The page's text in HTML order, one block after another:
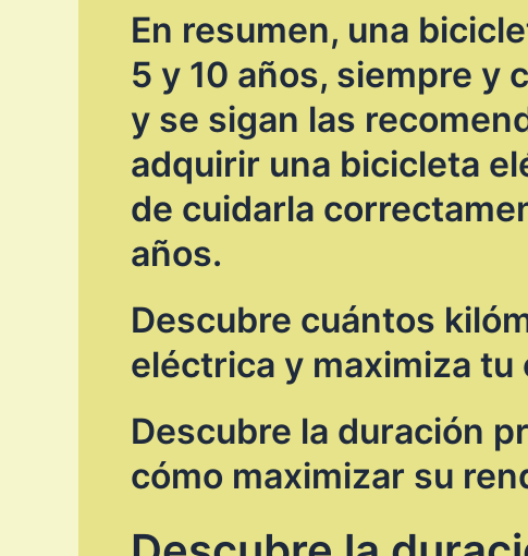
En resumen, una
5 y 10 años, siempre y
y se sigan las
adquirir una bicicleta
de cuidarla
años.
Descubre cuántos
eléctrica y maximiza
Descubre la duración
cómo maximizar su